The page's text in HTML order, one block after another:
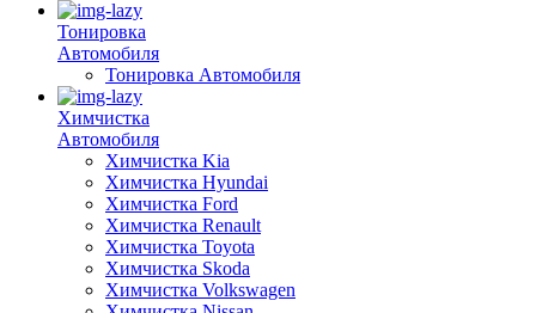
Тонировка
Автомобиля
Тонировка Автомобиля
Химчистка
Автомобиля
Химчистка Kia
Химчистка Hyundai
Химчистка Ford
Химчистка Renault
Химчистка Toyota
Химчистка Skoda
Химчистка Volkswagen